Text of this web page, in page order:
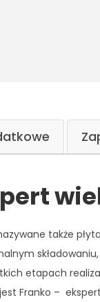
także
etapach
Franko –